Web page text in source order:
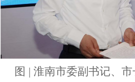
图 | 淮南市委副书记、